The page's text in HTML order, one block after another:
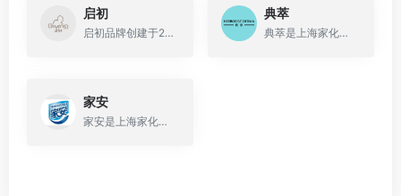
启初
启初品牌创建于2013年，是民族企业上海家化旗下品牌 ，是中国第一个以初生自然能量呵护初生婴幼儿身体发肤的个人护理品牌，专注于为中国0~3岁婴幼儿提供专属肌肤护理产品与解决方案。
典萃
典萃是上海家化旗下品牌，致力于为中国女性打造的高科技、高功效的科研级护肤品牌。
家安
家安是上海家化旗下，专注于家居清洁护理领域的科创品牌，有家安 超简单！